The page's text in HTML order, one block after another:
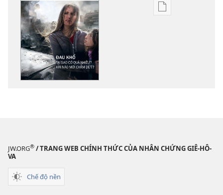
Tùy
Ðau
JW.ORG® / TRANG WEB CHÍNH THỨC CỦA NHÂN CHỨNG GIÊ-HÔ-
VA
Chế độ nền